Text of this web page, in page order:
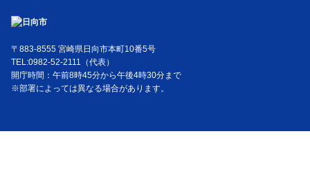
〒883-8555 宮崎県日向市本町10番5号
TEL:0982-52-2111（代表）
開庁時間：午前8時45分から午後4時30分まで
※部署によっては異なる場合があります。